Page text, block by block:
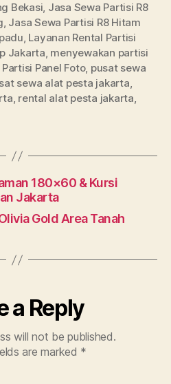
Bekasi, Jasa Sewa Partisi R8
, Jasa Sewa Partisi R8 Hitam
, Layanan Rental Partisi
Jakarta, menyewakan partisi
Panel Foto, pusat sewa
sewa alat pesta jakarta,
, rental alat pesta jakarta,
180×60 & Kursi
Jakarta
Gold Area Tanah
a Reply
will not be published.
are marked *